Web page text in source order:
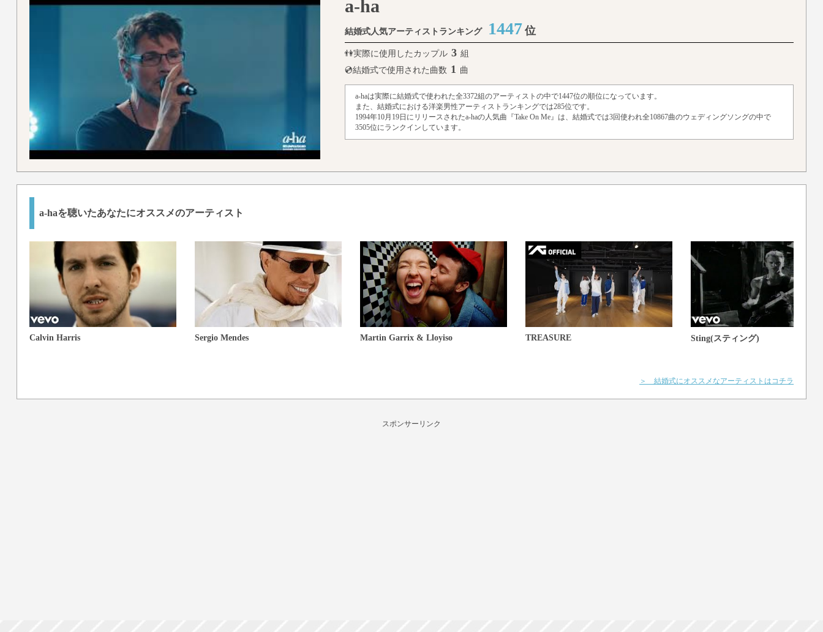
a-ha
結婚式人気アーティストランキング 1447 位
👫実際に使用したカップル 3 組
💿結婚式で使用された曲数 1 曲
a-haは実際に結婚式で使われた全3372組のアーティストの中で1447位の順位になっています。
また、結婚式における洋楽男性アーティストランキングでは285位です。
1994年10月19日にリリースされたa-haの人気曲『Take On Me』は、結婚式では3回使われ全10867曲のウェディングソングの中で
3505位にランクインしています。
a-haを聴いたあなたにオススメのアーティスト
Calvin Harris Sergio Mendes Martin Garrix & Lloyiso TREASURE Sting(スティング)
＞ 結婚式にオススメなアーティストはコチラ
スポンサーリンク